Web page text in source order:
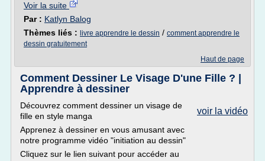
Voir la suite
Par : Katlyn Balog
Thèmes liés : livre apprendre le dessin / comment apprendre le
dessin gratuitement
Haut de page
Comment Dessiner Le Visage D'une Fille ? |
Apprendre à dessiner
voir la vidéo
Découvrez comment dessiner un visage de
fille en style manga
Apprenez à dessiner en vous amusant avec
notre programme vidéo "initiation au dessin"
Cliquez sur le lien suivant pour accéder au